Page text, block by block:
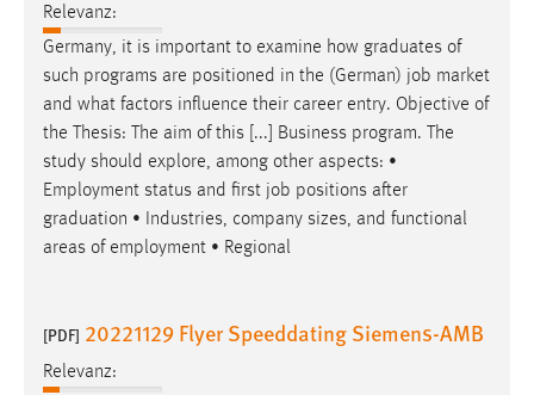
Relevanz:
Germany, it is important to examine how graduates of
such programs are positioned in the (German) job market
and what factors influence their career entry. Objective of
the Thesis: The aim of this [...] Business program. The
study should explore, among other aspects: •
Employment status and first job positions after
graduation • Industries, company sizes, and functional
areas of employment • Regional
[PDF] 20221129 Flyer Speeddating Siemens-AMB
Relevanz:
Zweck:
Das Cookie speichert die gewählte Sprache der Website.
Cookie Laufzeit:
30 Tage
Chat
Name:
MibewSessionID, MIBEW_UserID, mibew_locale, mibew-
Zweck:
Wird benötigt um die Chatfunktion nutzen zu können.